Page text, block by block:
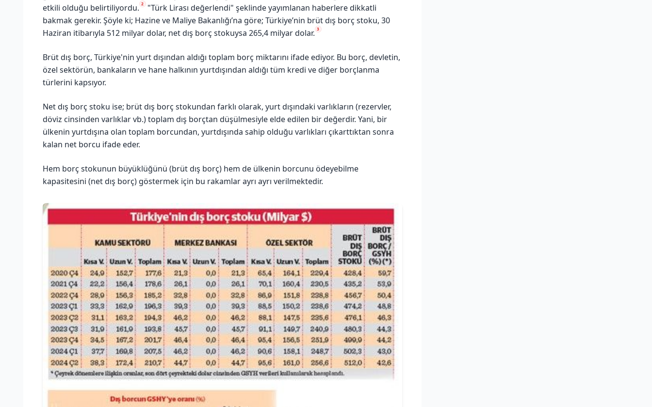
etkili olduğu belirtiliyordu. 2 "Türk Lirası değerlendi" şeklinde yayımlanan haberlere dikkatli
bakmak gerekir. Şöyle ki; Hazine ve Maliye Bakanlığı’na göre; Türkiye’nin brüt dış borç stoku, 30
Haziran itibarıyla 512 milyar dolar, net dış borç stokuysa 265,4 milyar dolar. 3
Brüt dış borç, Türkiye'nin yurt dışından aldığı toplam borç miktarını ifade ediyor. Bu borç, devletin,
özel sektörün, bankaların ve hane halkının yurtdışından aldığı tüm kredi ve diğer borçlanma
türlerini kapsıyor.
Net dış borç stoku ise; brüt dış borç stokundan farklı olarak, yurt dışındaki varlıkların (rezervler,
döviz cinsinden varlıklar vb.) toplam dış borçtan düşülmesiyle elde edilen bir değerdir. Yani, bir
ülkenin yurtdışına olan toplam borcundan, yurtdışında sahip olduğu varlıkları çıkarttıktan sonra
kalan net borcu ifade eder.
Hem borç stokunun büyüklüğünü (brüt dış borç) hem de ülkenin borcunu ödeyebilme
kapasitesini (net dış borç) göstermek için bu rakamlar ayrı ayrı verilmektedir.